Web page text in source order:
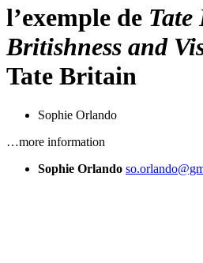
l’exemple de Tate
Britishness and
Tate Britain
Sophie Orlando
…more information
Sophie Orlando